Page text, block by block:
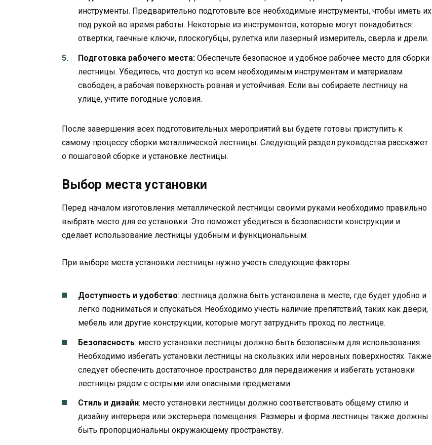
инструменты. Предварительно подготовьте все необходимые инструменты, чтобы иметь их
под рукой во время работы. Некоторые из инструментов, которые могут понадобиться:
отвертки, гаечные ключи, плоскогубцы, рулетка или лазерный измеритель, сверла и дрели.
Подготовка рабочего места: Обеспечьте безопасное и удобное рабочее место для сборки
лестницы. Убедитесь, что доступ ко всем необходимым инструментам и материалам
свободен, а рабочая поверхность ровная и устойчивая. Если вы собираете лестницу на
улице, учтите погодные условия.
После завершения всех подготовительных мероприятий вы будете готовы приступить к
самому процессу сборки металлической лестницы. Следующий раздел руководства расскажет
о пошаговой сборке и установке лестницы.
Выбор места установки
Перед началом изготовления металлической лестницы своими руками необходимо правильно
выбрать место для ее установки. Это поможет убедиться в безопасности конструкции и
сделает использование лестницы удобным и функциональным.
При выборе места установки лестницы нужно учесть следующие факторы:
Доступность и удобство: лестница должна быть установлена в месте, где будет удобно и
легко подниматься и спускаться. Необходимо учесть наличие препятствий, таких как двери,
мебель или другие конструкции, которые могут затруднить проход по лестнице.
Безопасность: место установки лестницы должно быть безопасным для использования.
Необходимо избегать установки лестницы на скользких или неровных поверхностях. Также
следует обеспечить достаточное пространство для передвижения и избегать установки
лестницы рядом с острыми или опасными предметами.
Стиль и дизайн: место установки лестницы должно соответствовать общему стилю и
дизайну интерьера или экстерьера помещения. Размеры и форма лестницы также должны
быть пропорциональны окружающему пространству.